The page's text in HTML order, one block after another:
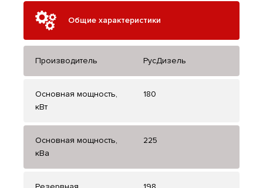
Общие характеристики
Производитель РусДизель
Основная мощность,
кВт
180
Основная мощность,
кВа
225